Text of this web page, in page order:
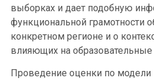
выборках и дает подобную
функциональной грамотности
конкретном регионе и о
влияющих на образовательные
Проведение оценки по модели